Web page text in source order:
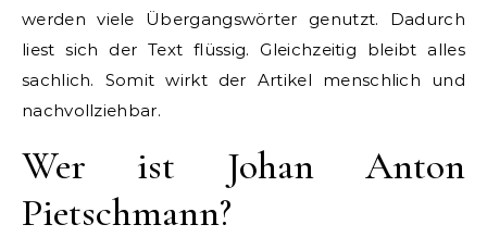
werden viele Übergangswörter genutzt. Dadurch
liest sich der Text flüssig. Gleichzeitig bleibt alles
sachlich. Somit wirkt der Artikel menschlich und
nachvollziehbar.
Wer ist Johan Anton
Pietschmann?